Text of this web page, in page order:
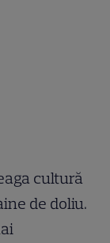
cultură
de doliu.